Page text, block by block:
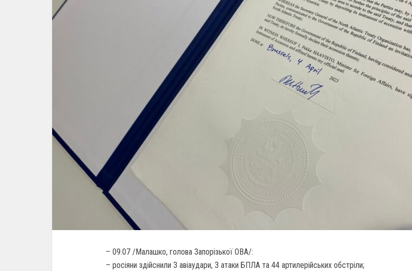
– 09.07 /Малашко, голова Запорізької ОВА/:
– росіяни здійснили 3 авіаудари, 3 атаки БПЛА та 44 артилерійських обстріли;